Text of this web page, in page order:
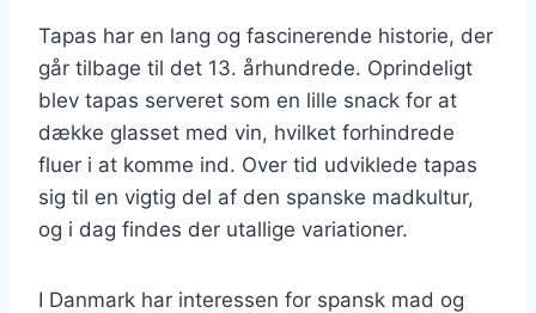
Tapas har en lang og fascinerende historie, der
går tilbage til det 13. århundrede. Oprindeligt
blev tapas serveret som en lille snack for at
dække glasset med vin, hvilket forhindrede
fluer i at komme ind. Over tid udviklede tapas
sig til en vigtig del af den spanske madkultur,
og i dag findes der utallige variationer.
I Danmark har interessen for spansk mad og